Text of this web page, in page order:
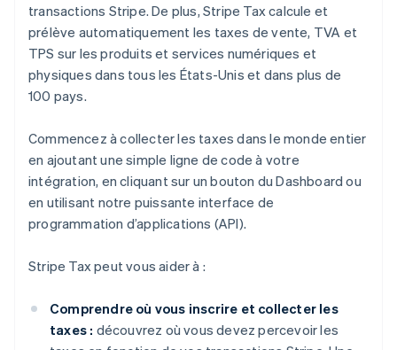
transactions Stripe. De plus, Stripe Tax calcule et
prélève automatiquement les taxes de vente, TVA et
TPS sur les produits et services numériques et
physiques dans tous les États-Unis et dans plus de
100 pays.
Commencez à collecter les taxes dans le monde entier
en ajoutant une simple ligne de code à votre
intégration, en cliquant sur un bouton du Dashboard ou
en utilisant notre puissante interface de
programmation d’applications (API).
Stripe Tax peut vous aider à :
Comprendre où vous inscrire et collecter les
taxes : découvrez où vous devez percevoir les